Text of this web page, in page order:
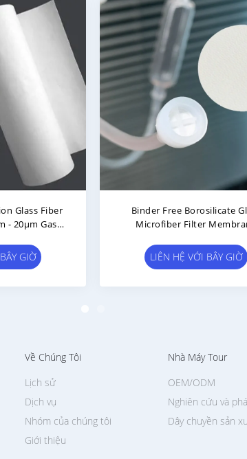
Tinh Thủy
Màng GVS
GIỜ
16 Kpa Glass Fiber
Insert Spike Filter
LIÊN HỆ VỚI BÂY GIỜ
Về Chúng Tôi
Giới thiệu
Lịch sử
Dịch vụ
Nhóm của chúng tôi
Nhà Máy Tour
Dây chuyền sản
OEM/ODM
Nghiên cứu và